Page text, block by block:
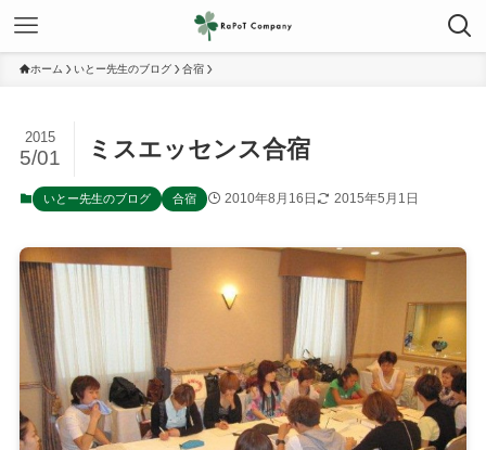
ホーム いとー先生のブログ 合宿
ミスエッセンス合宿
2015
5/01
いとー先生のブログ 合宿 2010年8月16日 2015年5月1日